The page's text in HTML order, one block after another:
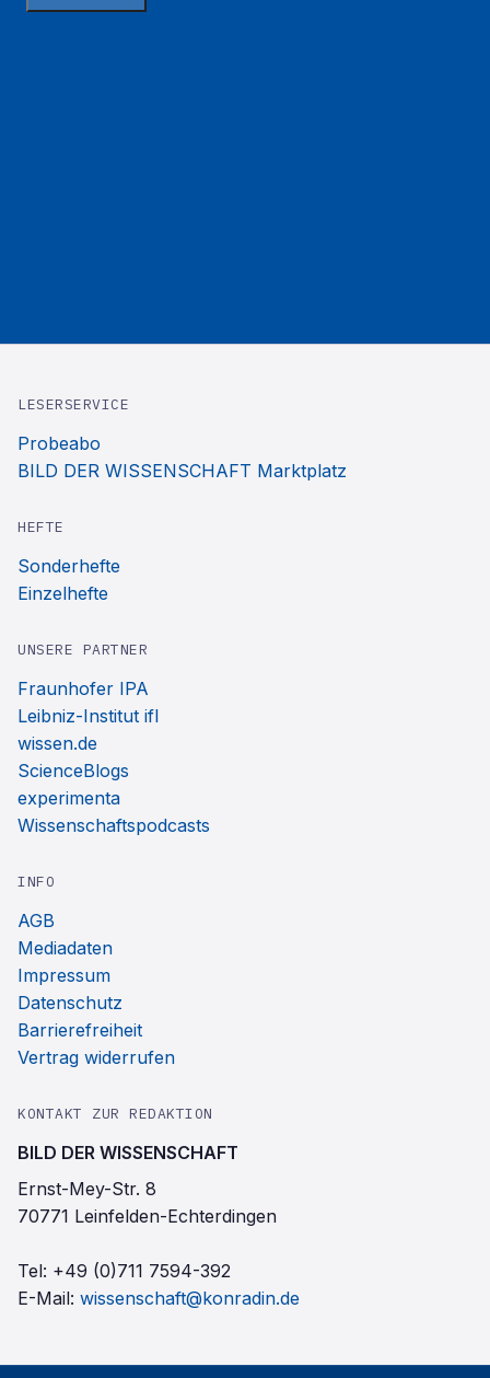
LESERSERVICE
Probeabo
BILD DER WISSENSCHAFT Marktplatz
HEFTE
Sonderhefte
Einzelhefte
UNSERE PARTNER
Fraunhofer IPA
Leibniz-Institut ifl
wissen.de
ScienceBlogs
experimenta
Wissenschaftspodcasts
INFO
AGB
Mediadaten
Impressum
Datenschutz
Barrierefreiheit
Vertrag widerrufen
KONTAKT ZUR REDAKTION
BILD DER WISSENSCHAFT
Ernst-Mey-Str. 8
70771 Leinfelden-Echterdingen
Tel: +49 (0)711 7594-392
E-Mail: wissenschaft@konradin.de